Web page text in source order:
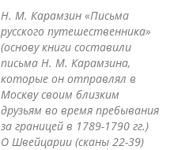
Н. М. Карамзин «Письма
русского путешественника»
(основу книги составили
письма Н. М. Карамзина,
которые он отправлял в
Москву своим близким
друзьям во время пребывания
за границей в 1789-1790 гг.)
О Швейцарии (сканы 22-39)